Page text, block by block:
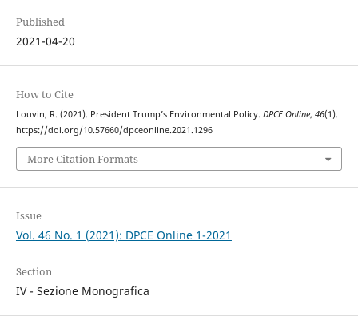
Published
2021-04-20
How to Cite
Louvin, R. (2021). President Trump’s Environmental Policy. DPCE Online, 46(1).
https://doi.org/10.57660/dpceonline.2021.1296
More Citation Formats
Issue
Vol. 46 No. 1 (2021): DPCE Online 1-2021
Section
IV - Sezione Monografica